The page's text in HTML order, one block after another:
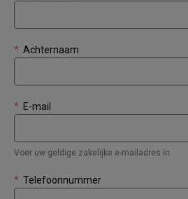
Achternaam
*
E-mail
*
Voer uw geldige zakelijke e-mailadres in.
Telefoonnummer
*